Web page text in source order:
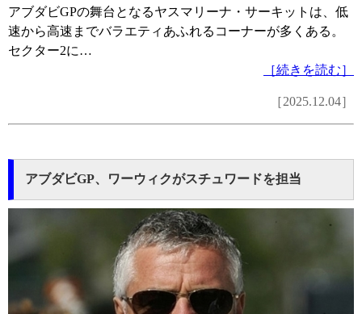
アブダビGPの舞台となるヤスマリーナ・サーキットは、低
速から高速までバラエティあふれるコーナーが多くある。
セクター2に…
［続きを読む］
［2025.12.04］
アブダビGP、ワーウィクがスチュワードを担当